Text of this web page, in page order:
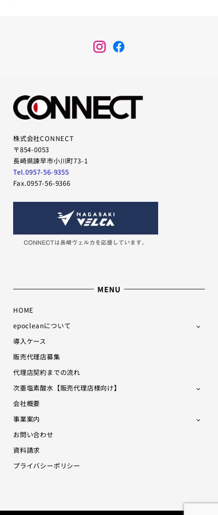
メ
ニ
項
目
メ
項
目
株式会社CONNECT
〒854-0053
長崎県諫早市小川町73-1
Tel.0957-56-9355
Fax.0957-56-9366
MENU
HOME
epocleanについて
導入ケース
販売代理店募集
代理店契約までの流れ
次亜塩素酸水【販売代理店様向け】
会社概要
事業案内
お問い合わせ
資料請求
プライバシーポリシー